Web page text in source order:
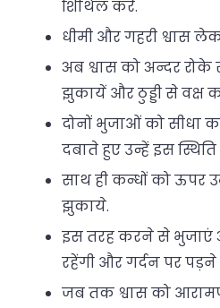
शिथिल करें.
धीमी और गहरी श्वास
अब श्वास को अन्दर
झुकायें और ठुड्डी से वक्ष
दोनों भुजाओं को सीधा
दबाते हुए उन्हें इस
साथ ही कन्धों को ऊपर
झुकाये.
इस तरह करने से भुजाएं
रहेंगी और गर्दन पर पड़ने
जब तक श्वास को